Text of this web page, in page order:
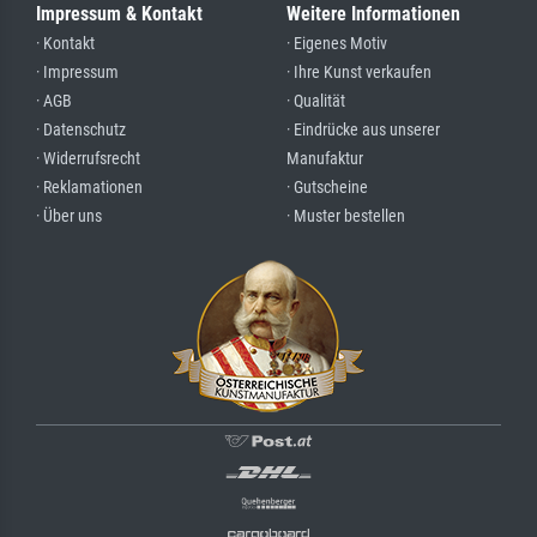
Impressum & Kontakt
· Kontakt
· Impressum
· AGB
· Datenschutz
· Widerrufsrecht
· Reklamationen
· Über uns
Weitere Informationen
· Eigenes Motiv
· Ihre Kunst verkaufen
· Qualität
· Eindrücke aus unserer
Manufaktur
· Gutscheine
· Muster bestellen